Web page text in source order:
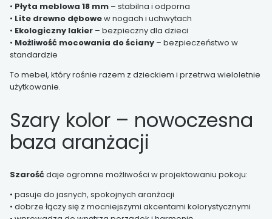
• Płyta meblowa 18 mm – stabilna i odporna
• Lite drewno dębowew nogach i uchwytach
• Ekologiczny lakier – bezpieczny dla dzieci
• Możliwość mocowania do ściany – bezpieczeństwo w
standardzie
To mebel, który rośnie razem z dzieckiem i przetrwa wieloletnie
użytkowanie.
Szary kolor – nowoczesna
baza aranżacji
Szarośćdaje ogromne możliwości w projektowaniu pokoju:
• pasuje do jasnych, spokojnych aranżacji
• dobrze łączy się z mocniejszymi akcentami kolorystycznymi